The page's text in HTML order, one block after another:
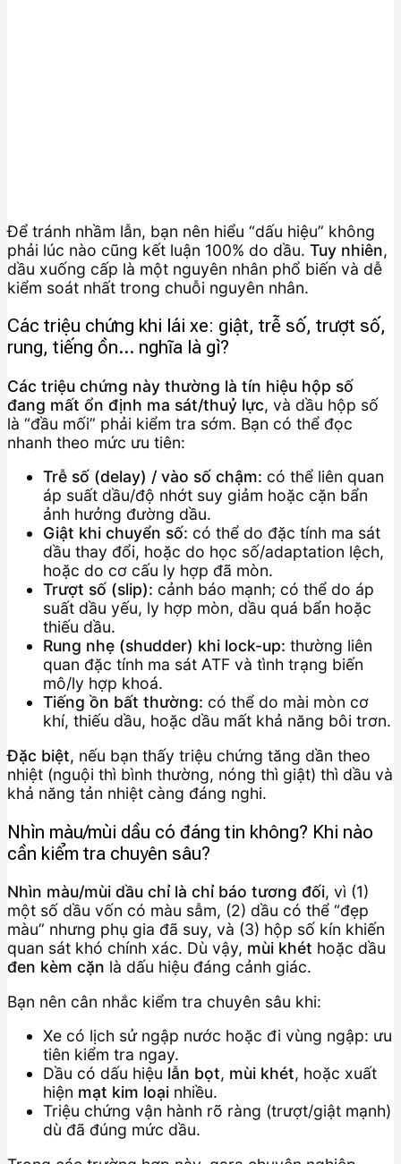
Để tránh nhầm lẫn, bạn nên hiểu “dấu hiệu” không
phải lúc nào cũng kết luận 100% do dầu. Tuy nhiên,
dầu xuống cấp là một nguyên nhân phổ biến và dễ
kiểm soát nhất trong chuỗi nguyên nhân.
Các triệu chứng khi lái xe: giật, trễ số, trượt số,
rung, tiếng ồn… nghĩa là gì?
Các triệu chứng này thường là tín hiệu hộp số
đang mất ổn định ma sát/thuỷ lực, và dầu hộp số
là “đầu mối” phải kiểm tra sớm. Bạn có thể đọc
nhanh theo mức ưu tiên:
Trễ số (delay) / vào số chậm: có thể liên quan
áp suất dầu/độ nhớt suy giảm hoặc cặn bẩn
ảnh hưởng đường dầu.
Giật khi chuyển số: có thể do đặc tính ma sát
dầu thay đổi, hoặc do học số/adaptation lệch,
hoặc do cơ cấu ly hợp đã mòn.
Trượt số (slip): cảnh báo mạnh; có thể do áp
suất dầu yếu, ly hợp mòn, dầu quá bẩn hoặc
thiếu dầu.
Rung nhẹ (shudder) khi lock-up: thường liên
quan đặc tính ma sát ATF và tình trạng biến
mô/ly hợp khoá.
Tiếng ồn bất thường: có thể do mài mòn cơ
khí, thiếu dầu, hoặc dầu mất khả năng bôi trơn.
Đặc biệt, nếu bạn thấy triệu chứng tăng dần theo
nhiệt (nguội thì bình thường, nóng thì giật) thì dầu và
khả năng tản nhiệt càng đáng nghi.
Nhìn màu/mùi dầu có đáng tin không? Khi nào
cần kiểm tra chuyên sâu?
Nhìn màu/mùi dầu chỉ là chỉ báo tương đối, vì (1)
một số dầu vốn có màu sẫm, (2) dầu có thể “đẹp
màu” nhưng phụ gia đã suy, và (3) hộp số kín khiến
quan sát khó chính xác. Dù vậy, mùi khét hoặc dầu
đen kèm cặn là dấu hiệu đáng cảnh giác.
Bạn nên cân nhắc kiểm tra chuyên sâu khi:
Xe có lịch sử ngập nước hoặc đi vùng ngập: ưu
tiên kiểm tra ngay.
Dầu có dấu hiệu lẫn bọt, mùi khét, hoặc xuất
hiện mạt kim loại nhiều.
Triệu chứng vận hành rõ ràng (trượt/giật mạnh)
dù đã đúng mức dầu.